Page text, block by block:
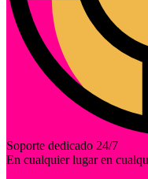
Soporte dedicado 24/7
En cualquier lugar en